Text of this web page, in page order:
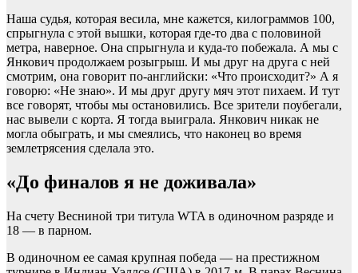
Наша судья, которая весила, мне кажется, килограммов 100,
спрыгнула с этой вышки, которая где-то два с половиной
метра, наверное. Она спрыгнула и куда-то побежала. А мы с
Янкович продолжаем розыгрыш. И мы друг на друга с ней
смотрим, она говорит по-английски: «Что происходит?» А я
говорю: «Не знаю». И мы друг другу мяч этот пихаем. И тут
все говорят, чтобы мы остановились. Все зрители поубегали,
нас вывели с корта. Я тогда выиграла. Янкович никак не
могла обыграть, и мы смеялись, что наконец во время
землетрясения сделала это.
«До финалов я не доживала»
На счету Весниной три титула WTA в одиночном разряде и
18 — в парном.
В одиночном ее самая крупная победа — на престижном